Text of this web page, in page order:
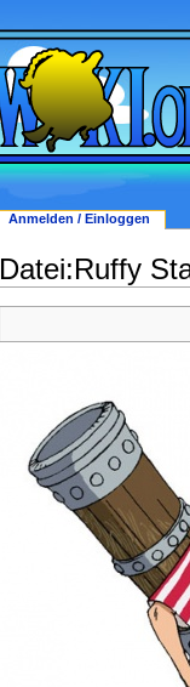
Datei:Ruffy
Anmelden / Einloggen